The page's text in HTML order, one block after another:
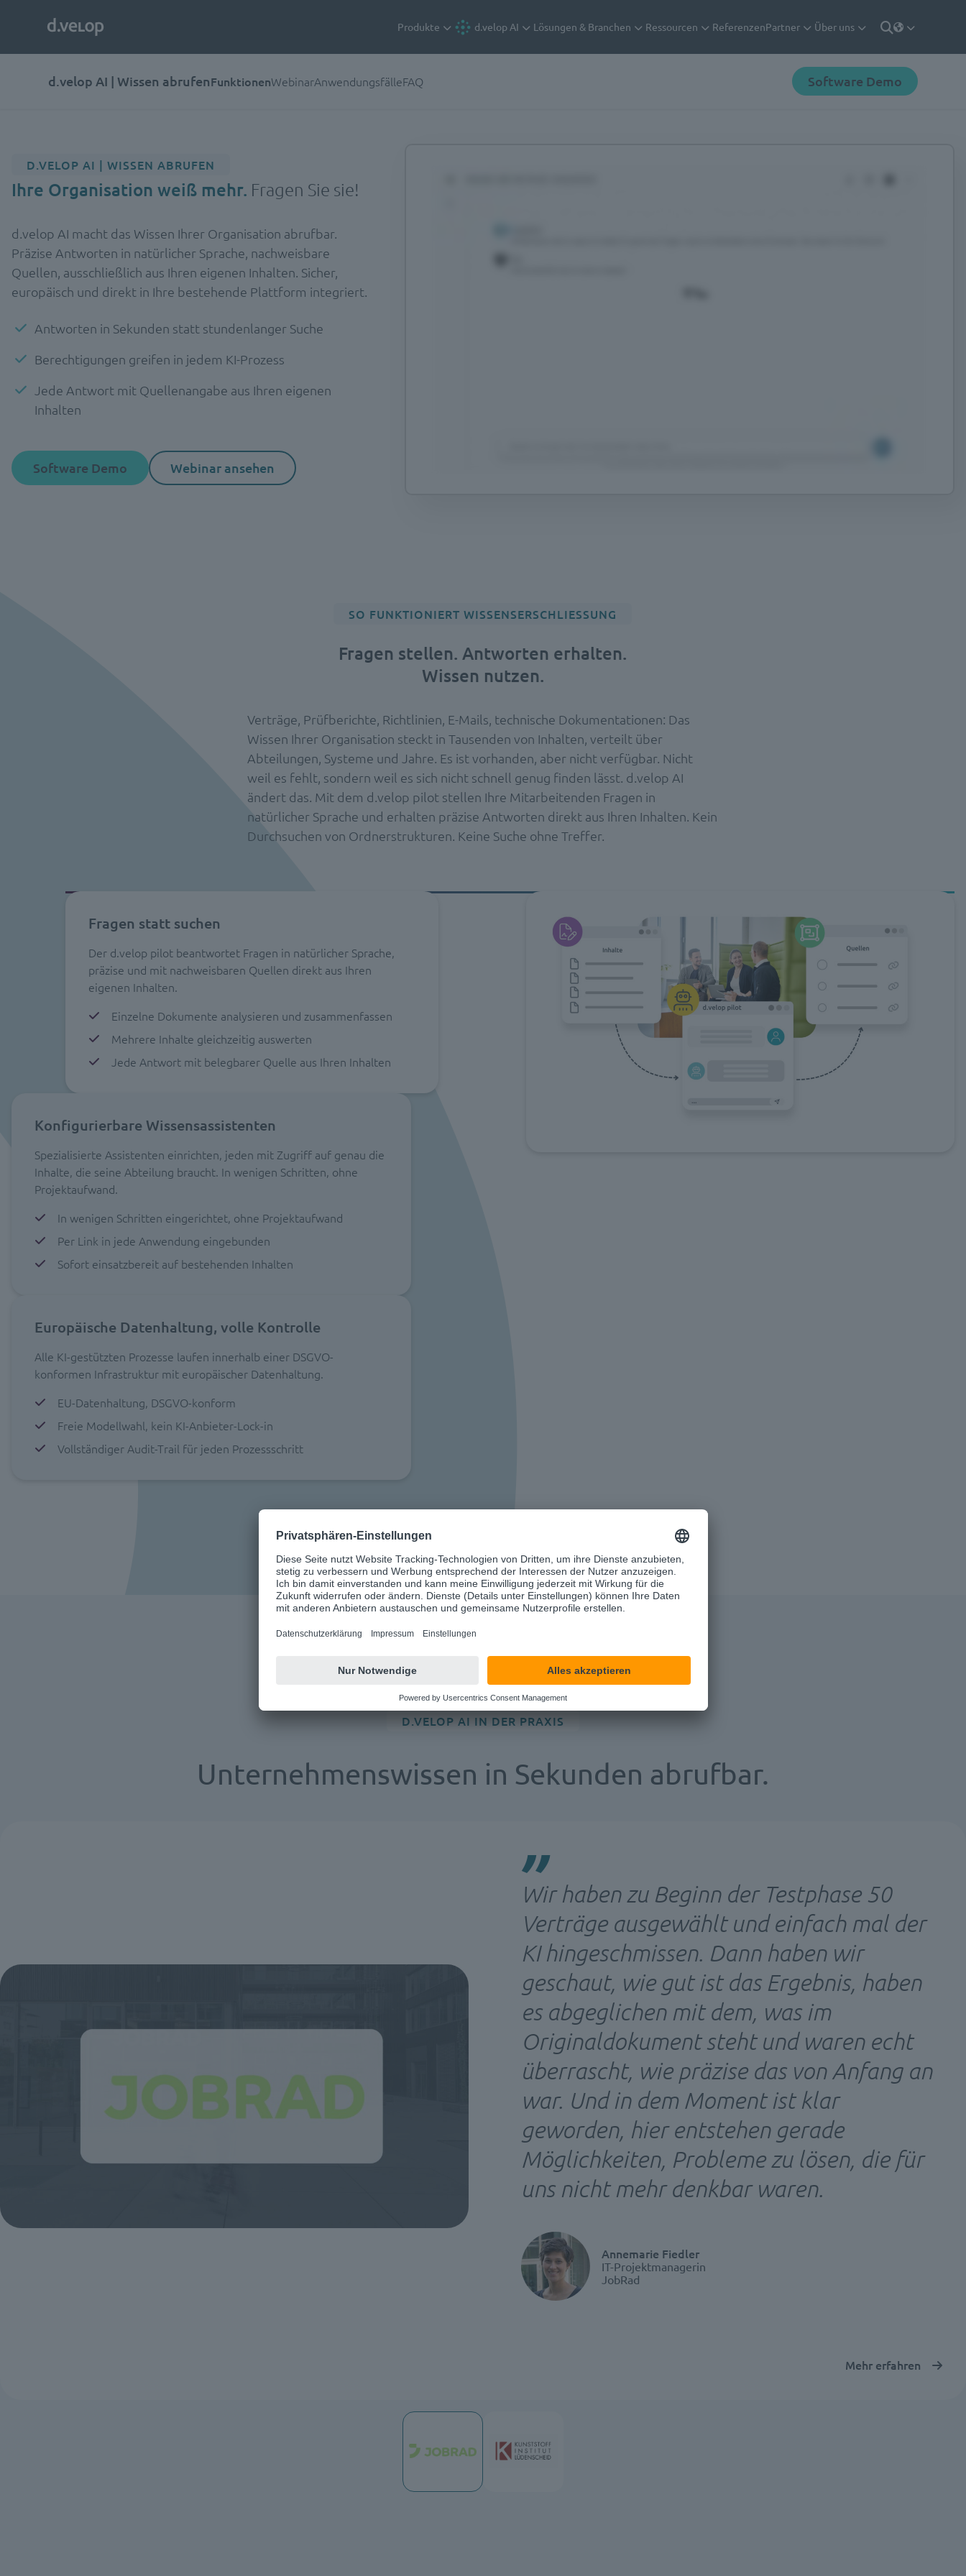
Produkte d.velop AI Lösungen & Branchen Ressourcen ReferenzenPartner Über uns Deutsch
d.velop AI | Wissen abrufen Software Demo
FunktionenWebinarAnwendungsfälleFAQ
D.VELOP AI | WISSEN ABRUFEN
Ihre Organisation weiß mehr. Fragen Sie sie!
d.velop AI macht das Wissen Ihrer Organisation abrufbar.
Präzise Antworten in natürlicher Sprache, nachweisbare
Quellen, ausschließlich aus Ihren eigenen Inhalten. Sicher,
europäisch und direkt in Ihre bestehende Plattform integriert.
Antworten in Sekunden statt stundenlanger Suche
Berechtigungen greifen in jedem KI-Prozess
Jede Antwort mit Quellenangabe aus Ihren eigenen
Inhalten
Software Demo Webinar ansehen
SO FUNKTIONIERT WISSENSERSCHLIESSUNG
Fragen stellen. Antworten erhalten.
Wissen nutzen.
Verträge, Prüfberichte, Richtlinien, E-Mails, technische Dokumentationen: Das
Wissen Ihrer Organisation steckt in Tausenden von Inhalten, verteilt über
Abteilungen, Systeme und Jahre. Es ist vorhanden, aber nicht verfügbar. Nicht
weil es fehlt, sondern weil es sich nicht schnell genug finden lässt. d.velop AI
ändert das. Mit dem d.velop pilot stellen Ihre Mitarbeitenden Fragen in
natürlicher Sprache und erhalten präzise Antworten direkt aus Ihren Inhalten. Kein
Durchsuchen von Ordnerstrukturen. Keine Suche ohne Treffer.
Fragen statt suchen
Der d.velop pilot beantwortet Fragen in natürlicher Sprache,
präzise und mit nachweisbaren Quellen direkt aus Ihren
eigenen Inhalten.
Einzelne Dokumente analysieren und zusammenfassen
Mehrere Inhalte gleichzeitig auswerten
Jede Antwort mit belegbarer Quelle aus Ihren Inhalten
Konfigurierbare Wissensassistenten
Spezialisierte Assistenten einrichten, jeden mit Zugriff auf genau die
Inhalte, die seine Abteilung braucht. In wenigen Schritten, ohne
Projektaufwand.
In wenigen Schritten eingerichtet, ohne Projektaufwand
Per Link in jede Anwendung eingebunden
Sofort einsatzbereit auf bestehenden Inhalten
Europäische Datenhaltung, volle Kontrolle
Alle KI-gestützten Prozesse laufen innerhalb einer DSGVO-
konformen Infrastruktur mit europäischer Datenhaltung.
EU-Datenhaltung, DSGVO-konform
Freie Modellwahl, kein KI-Anbieter-Lock-in
Vollständiger Audit-Trail für jeden Prozessschritt
D.VELOP AI IN DER PRAXIS
Unternehmenswissen in Sekunden abrufbar.
Wir haben zu Beginn der Testphase 50
Verträge ausgewählt und einfach mal der
KI hingeschmissen. Dann haben wir
geschaut, wie gut ist das Ergebnis, haben
es abgeglichen mit dem, was im
Originaldokument steht und waren echt
überrascht, wie präzise das von Anfang an
war. Und in dem Moment ist klar
geworden, hier entstehen gerade
Möglichkeiten, Probleme zu lösen, die für
uns nicht mehr denkbar waren.
Annemarie Fiedler
IT-Projektmanagerin
JobRad
Mehr erfahren